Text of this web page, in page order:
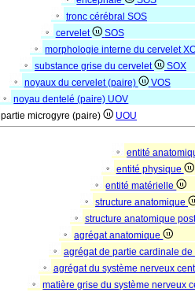
tronc cérébral SOS
cervelet
SOS
morphologie interne du cervelet
substance grise du cervelet
SOX
noyaux du cervelet (paire)
VOS
noyau dentelé (paire) UOV
partie microgyre (paire) UOU
entité
entité physique
entité matérielle
structure anatomique
structure anatomique
agrégat anatomique
agrégat de partie cardinale
agrégat du système nerveux
matière grise du système nerveux